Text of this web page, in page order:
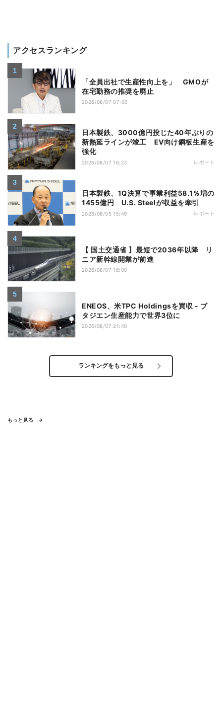
アクセスランキング
「全員出社で生産性向上を」 GMOが
在宅勤務の推奨を廃止
2026/08/07 07:00
日本製鉄、3000億円投じた40年ぶりの
新熱延ラインが竣工 EV向け鋼板生産を
強化
2026/08/07 16:23 レポート
日本製鉄、1Q決算で事業利益58.1％増の
1455億円 U.S. Steelが収益を牽引
2026/08/05 15:49 レポート
【 国土交通省 】最短で2036年以降 リ
ニア新幹線開業が前進
2026/08/07 18:00
ENEOS、米TPC Holdingsを買収 - ブ
タジエン生産能力で世界3位に
2026/08/07 21:40
ランキングをもっと見る
もっと見る